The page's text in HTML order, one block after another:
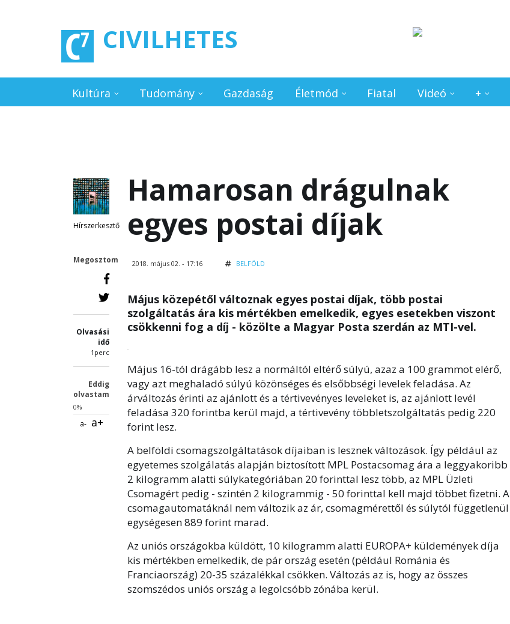
CIVILHETES
Kultúra Tudomány Gazdaság Életmód Fiatal Videó +
Hírszerkesztő
Megosztom
Olvasási
idő
1perc
Eddig
olvastam
0%
a- a+
Hamarosan drágulnak
egyes postai díjak
2018. május 02. - 17:16 BELFÖLD
Május közepétől változnak egyes postai díjak, több postai
szolgáltatás ára kis mértékben emelkedik, egyes esetekben viszont
csökkenni fog a díj - közölte a Magyar Posta szerdán az MTI-vel.
Május 16-tól drágább lesz a normáltól eltérő súlyú, azaz a 100 grammot elérő,
vagy azt meghaladó súlyú közönséges és elsőbbségi levelek feladása. Az
árváltozás érinti az ajánlott és a tértivevényes leveleket is, az ajánlott levél
feladása 320 forintba kerül majd, a tértivevény többletszolgáltatás pedig 220
forint lesz.
A belföldi csomagszolgáltatások díjaiban is lesznek változások. Így például az
egyetemes szolgálatás alapján biztosított MPL Postacsomag ára a leggyakoribb
2 kilogramm alatti súlykategóriában 20 forinttal lesz több, az MPL Üzleti
Csomagért pedig - szintén 2 kilogrammig - 50 forinttal kell majd többet fizetni. A
csomagautomatáknál nem változik az ár, csomagmérettől és súlytól függetlenül
egységesen 889 forint marad.
Az uniós országokba küldött, 10 kilogramm alatti EUROPA+ küldemények díja
kis mértékben emelkedik, de pár ország esetén (például Románia és
Franciaország) 20-35 százalékkal csökken. Változás az is, hogy az összes
szomszédos uniós ország a legolcsóbb zónába kerül.